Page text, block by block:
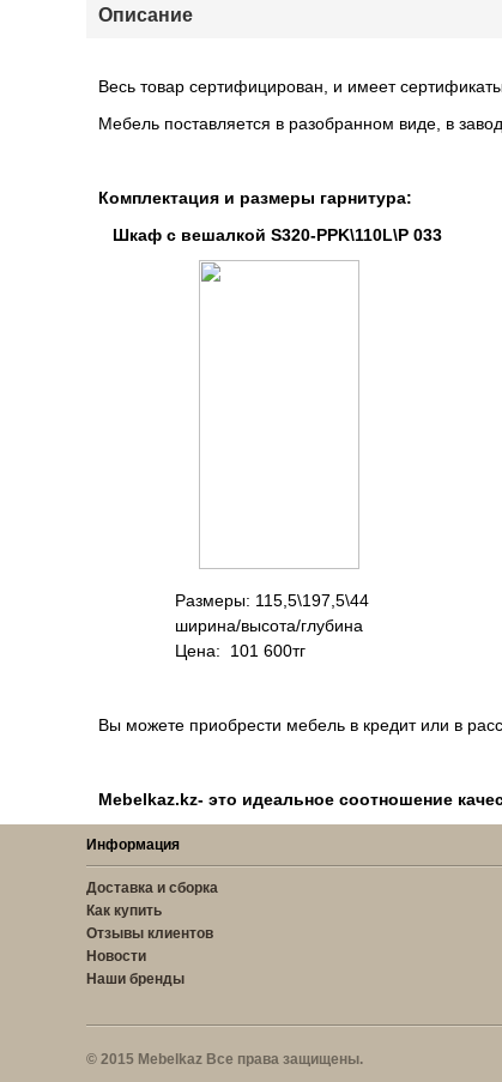
Описание
Весь товар сертифицирован, и имеет
Мебель поставляется в разобранном виде, в
Комплектация и размеры гарнитура:
Шкаф с вешалкой S320-PPK\110L\P 033
Размеры: 115,5\197,5\44
ширина/высота/глубина
Цена: 101 600тг Цена:
Вы можете приобрести мебель в кредит или в
Mebelkaz.kz- это идеальное соотношение
Информация
Доставка и сборка
Как купить
Отзывы клиентов
Новости
Наши бренды
© 2015 Mebelkaz Все права защищены.